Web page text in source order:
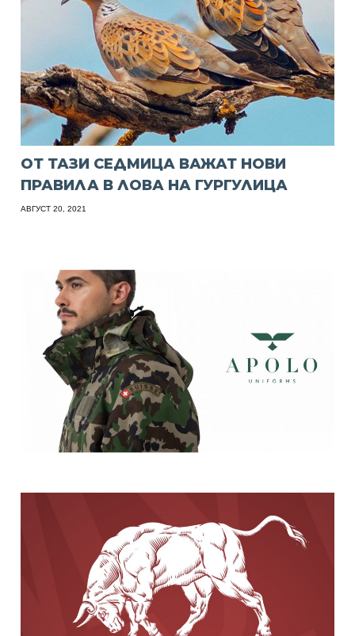
ОТ ТАЗИ СЕДМИЦА ВАЖАТ НОВИ
ПРАВИЛА В ЛОВА НА ГУРГУЛИЦА
АВГУСТ 20, 2021